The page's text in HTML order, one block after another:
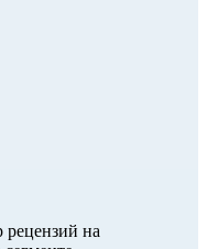
рецензий на